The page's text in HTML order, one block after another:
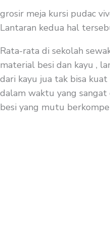
grosir meja kursi pudac
Lantaran kedua hal
Rata-rata di sekolah
material besi dan kayu ,
dari kayu jua tak bisa
dalam waktu yang sangat
besi yang mutu